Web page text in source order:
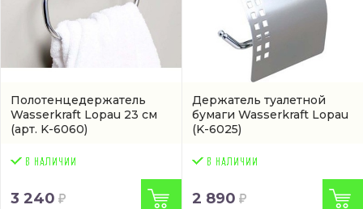
Полотенцедержатель
Wasserkraft Lopau 23 см
(арт. K-6060)
3 240
Держатель туалетной
бумаги Wasserkraft Lopau
(K-6025)
2 890